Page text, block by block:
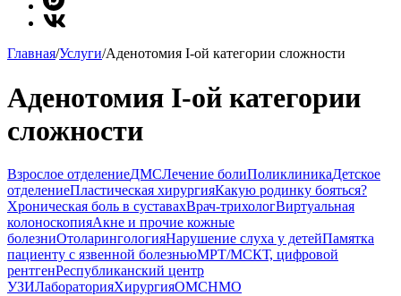
Главная/Услуги/Аденотомия I-ой категории сложности
Аденотомия I-ой категории
сложности
Взрослое отделениеДМСЛечение болиПоликлиникаДетское
отделениеПластическая хирургияКакую родинку бояться?
Хроническая боль в суставахВрач-трихологВиртуальная
колоноскопияАкне и прочие кожные
болезниОтоларингологияНарушение слуха у детейПамятка
пациенту с язвенной болезньюМРТ/МСКТ, цифровой
рентгенРеспубликанский центр
УЗИЛабораторияХирургияОМСНМО